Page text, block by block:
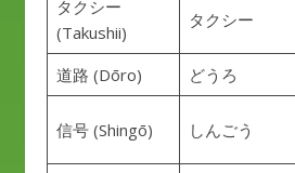
タクシー
(Takushii)
タクシー
道路 (Dōro) どうろ
信号 (Shingō) しんごう